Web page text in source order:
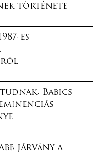
története
es
Babics
járvány a